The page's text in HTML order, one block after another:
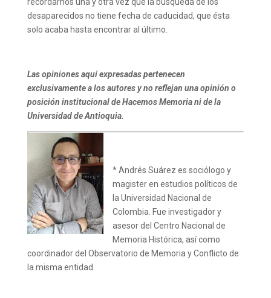
recordarnos una y otra vez que la búsqueda de los
desaparecidos no tiene fecha de caducidad, que ésta
solo acaba hasta encontrar al último.
Las opiniones aquí expresadas pertenecen
exclusivamente a los autores y no reflejan una opinión o
posición institucional de Hacemos Memoria ni de la
Universidad de Antioquia.
* Andrés Suárez es sociólogo y
magister en estudios políticos de
la Universidad Nacional de
Colombia. Fue investigador y
asesor del Centro Nacional de
Memoria Histórica, así como
coordinador del Observatorio de Memoria y Conflicto de
la misma entidad.